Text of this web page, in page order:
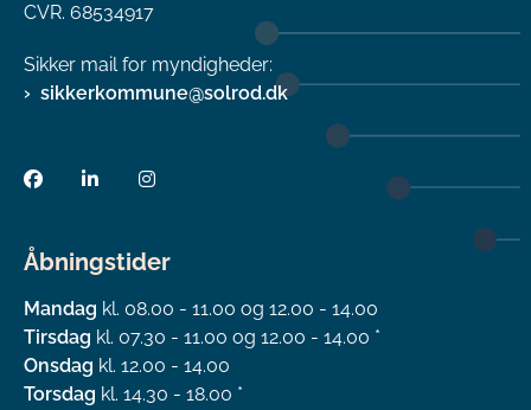
CVR. 68534917
Sikker mail for myndigheder:
sikkerkommune@solrod.dk
Åbningstider
Mandag kl. 08.00 - 11.00 og 12.00 - 14.00
Tirsdag kl. 07.30 - 11.00 og 12.00 - 14.00 *
Onsdag kl. 12.00 - 14.00
Torsdag kl. 14.30 - 18.00 *